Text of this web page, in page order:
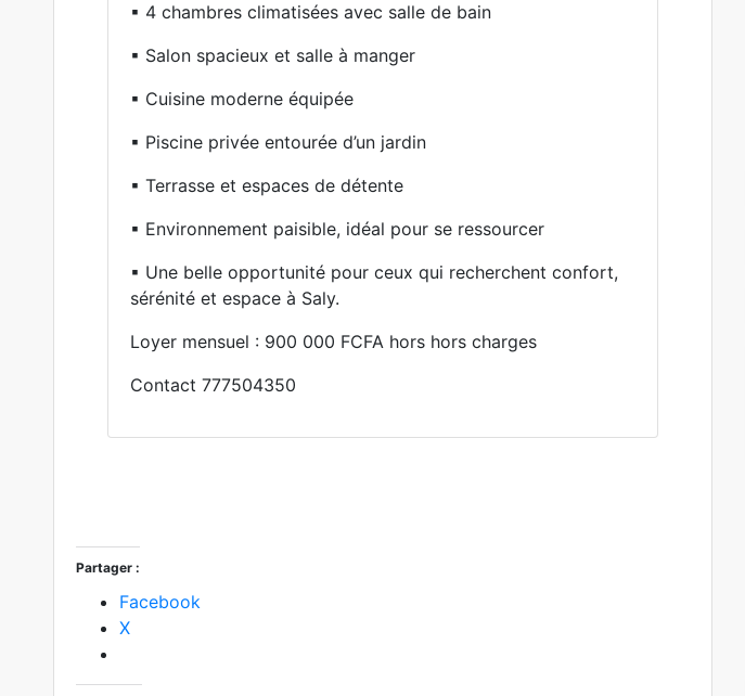
▪︎ 4 chambres climatisées avec salle de bain
▪︎ Salon spacieux et salle à manger
▪︎ Cuisine moderne équipée
▪︎ Piscine privée entourée d’un jardin
▪︎ Terrasse et espaces de détente
▪︎ Environnement paisible, idéal pour se ressourcer
▪︎ Une belle opportunité pour ceux qui recherchent confort,
sérénité et espace à Saly.
Loyer mensuel : 900 000 FCFA hors hors charges
Contact 777504350
Partager :
Facebook
X